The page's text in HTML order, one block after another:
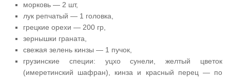
морковь — 2 шт,
лук репчатый — 1 головка,
грецкие орехи — 200 гр,
зернышки граната,
свежая зелень кинзы — 1 пучок,
грузинские специи: уцхо сунели, желтый цветок
(имеретинский шафран), кинза и красный перец — по